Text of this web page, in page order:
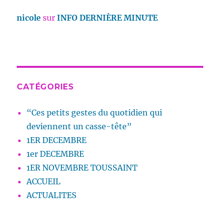
nicole surINFO DERNIÈRE MINUTE
CATÉGORIES
“Ces petits gestes du quotidien qui
deviennent un casse-tête”
1ER DECEMBRE
1er DECEMBRE
1ER NOVEMBRE TOUSSAINT
ACCUEIL
ACTUALITES